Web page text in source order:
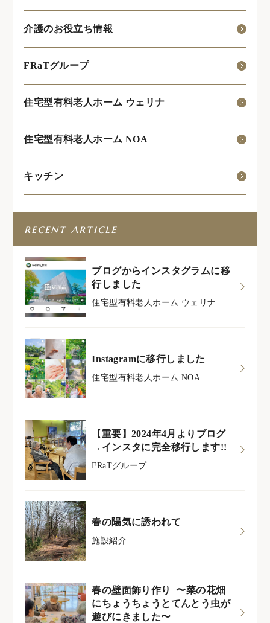
介護のお役立ち情報
FRaTグループ
住宅型有料老人ホーム ウェリナ
住宅型有料老人ホーム NOA
キッチン
recent article
ブログからインスタグラムに移
行しました
住宅型有料老人ホーム ウェリナ
Instagramに移行しました
住宅型有料老人ホーム NOA
【重要】2024年4月よりブログ
→インスタに完全移行します!!
FRaTグループ
春の陽気に誘われて
施設紹介
春の壁面飾り作り 〜菜の花畑
にちょうちょうとてんとう虫が
遊びにきました〜